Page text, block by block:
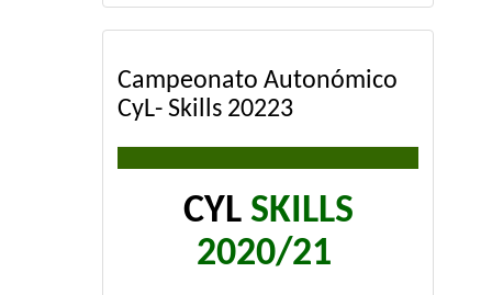
Campeonato Autonómico
CyL- Skills 20223
CYL SKILLS
2020/21